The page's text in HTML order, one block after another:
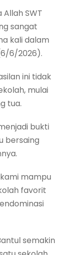
SWT
sangat
kali dalam
6/2026).
ini tidak
mulai
tua.
bukti
bersaing
mampu
favorit
semakin